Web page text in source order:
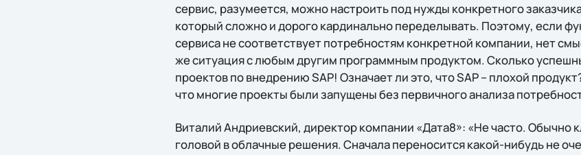
сервис, разумеется, можно настроить под нужды конкретного
который сложно и дорого кардинально переделывать. Поэтому, если
сервиса не соответствует потребностям конкретной компании, нет
же ситуация с любым другим программным продуктом. Сколько
проектов по внедрению SAP! Означает ли это, что SAP – плохой
что многие проекты были запущены без первичного анализа
Виталий Андриевский, директор компании «Дата8»: «Не часто. Обычно
головой в облачные решения. Сначала переносится какой-нибудь не